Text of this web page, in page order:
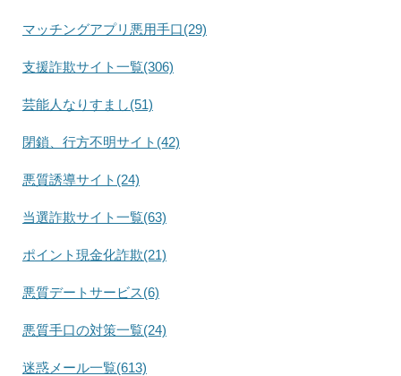
マッチングアプリ悪用手口(29)
支援詐欺サイト一覧(306)
芸能人なりすまし(51)
閉鎖、行方不明サイト(42)
悪質誘導サイト(24)
当選詐欺サイト一覧(63)
ポイント現金化詐欺(21)
悪質デートサービス(6)
悪質手口の対策一覧(24)
迷惑メール一覧(613)